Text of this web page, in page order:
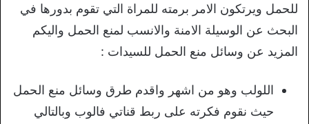
للحمل ويرتكون الامر برمته للمراة التي تقوم بدورها في
البحث عن الوسيلة الامنة والانسب لمنع الحمل واليكم
المزيد عن وسائل منع الحمل للسيدات :
اللولب وهو من اشهر واقدم طرق وسائل منع الحمل
حيث نقوم فكرته على ربط قناتي فالوب وبالتالي